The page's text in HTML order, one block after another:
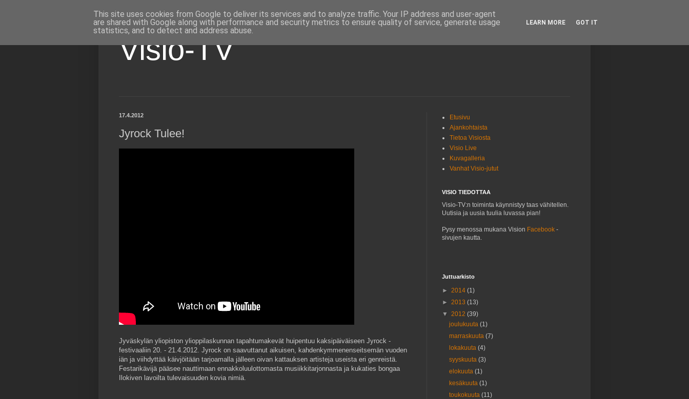
Visio-TV
17.4.2012
Jyrock Tulee!
Jyväskylän yliopiston ylioppilaskunnan tapahtumakevät huipentuu kaksipäiväiseen Jyrock -
festivaaliin 20. - 21.4.2012. Jyrock on saavuttanut aikuisen, kahdenkymmenenseitsemän vuoden
iän ja viihdyttää käivjöitään tarjoamalla jälleen oivan kattauksen artisteja useista eri genreistä.
Festarikävijä pääsee nauttimaan ennakkoluulottomasta musiikkitarjonnasta ja kukaties bongaa
Ilokiven lavoilta tulevaisuuden kovia nimiä.
Etusivu
Ajankohtaista
Tietoa Visiosta
Visio Live
Kuvagalleria
Vanhat Visio-jutut
VISIO TIEDOTTAA
Visio-TV:n toiminta käynnistyy taas vähitellen.
Uutisia ja uusia tuulia luvassa pian!
Pysy menossa mukana Vision Facebook -
sivujen kautta.
Juttuarkisto
► 2014 (1)
► 2013 (13)
▼ 2012 (39)
joulukuuta(1)
marraskuuta(7)
lokakuuta(4)
syyskuuta(3)
elokuuta(1)
kesäkuuta(1)
toukokuuta(11)
This site uses cookies from Google to deliver its services and to analyze traffic. Your IP address and user-agent
are shared with Google along with performance and security metrics to ensure quality of service, generate usage
statistics, and to detect and address abuse.
LEARN MORE GOT IT